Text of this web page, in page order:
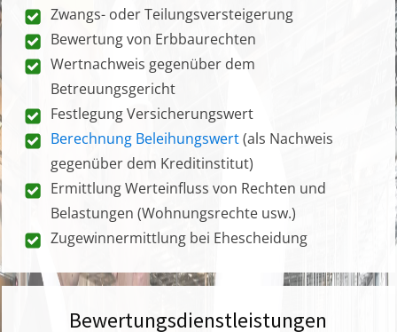
Zwangs- oder Teilungsversteigerung
Bewertung von Erbbaurechten
Wertnachweis gegenüber dem
Betreuungsgericht
Festlegung Versicherungswert
Berechnung Beleihungswert(als Nachweis
gegenüber dem Kreditinstitut)
Ermittlung Werteinfluss von Rechten und
Belastungen (Wohnungsrechte usw.)
Zugewinnermittlung bei Ehescheidung
Bewertungsdienstleistungen